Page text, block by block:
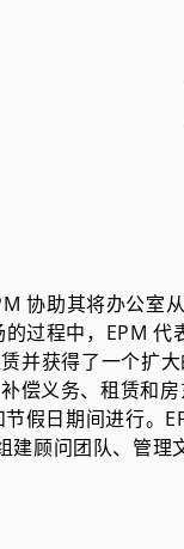
协助其将办公室
过程中，EPM
并获得了一个扩
偿义务、租赁和
假日期间进行
建顾问团队、管